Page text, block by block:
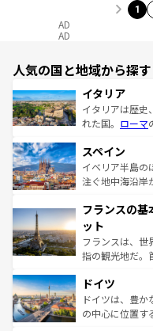
1
AD
AD
人気の国と地域から探す
イタリア
イタリアは歴史
れた国。 ローマ
ろん、トスカー
景など、自然景
ピザやパスタな
ませてくれるイ
なお、新着のイ
しい。
スペイン
イベリア半島の
注ぐ地中海沿岸
文化が根付くこ
れる闘牛、そし
る。首都マドリ
アートに溢れた
せる。地方によ
ンテンツ一覧を
フランスの基
ット
フランスは、世
指の観光地だ。
で、幅広い魅力
聖堂、美しい
から魅了する。
ドイツ
ドイツは、豊
の中心に位置す